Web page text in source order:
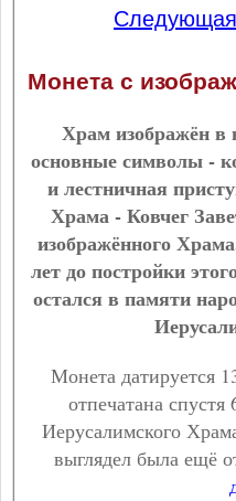
Следующая
Монета с
Храм изображён в
основные символы -
и лестничная
Храма - Ковчег
изображённого
лет до постройки
остался в памяти
Монета датируется
отпечатана
Иерусалимского
выглядел была ещё